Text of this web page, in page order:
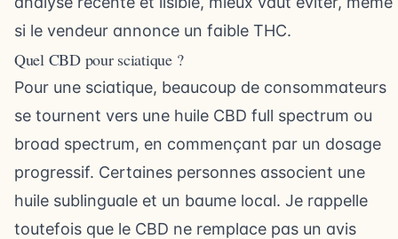
si le vendeur annonce un faible THC.
Quel CBD pour sciatique ?
Pour une sciatique, beaucoup de consommateurs
se tournent vers une huile CBD full spectrum ou
broad spectrum, en commençant par un dosage
progressif. Certaines personnes associent une
huile sublinguale et un baume local. Je rappelle
toutefois que le CBD ne remplace pas un avis